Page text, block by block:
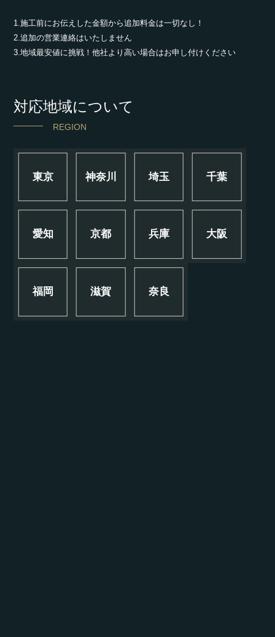
1.施工前にお伝えした金額から追加料金は一切なし！
2.追加の営業連絡はいたしません
3.地域最安値に挑戦！他社より高い場合はお申し付けください
対応地域について
REGION
東京 神奈川 埼玉 千葉
愛知 京都 兵庫 大阪
福岡 滋賀 奈良